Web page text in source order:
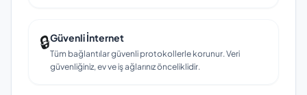
🔒Güvenli İnternet
Tüm bağlantılar güvenli protokollerle korunur. Veri
güvenliğiniz, ev ve iş ağlarınız önceliklidir.